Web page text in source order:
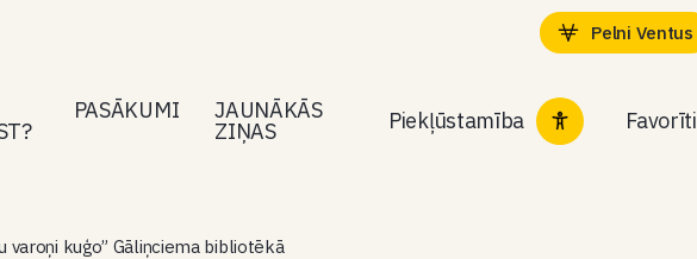
Pelni Ventus
PASĀKUMI JAUNĀKĀS
ZIŅAS Piekļūstamība Favorīti
varoņi kuģo” Gāliņciema bibliotēkā